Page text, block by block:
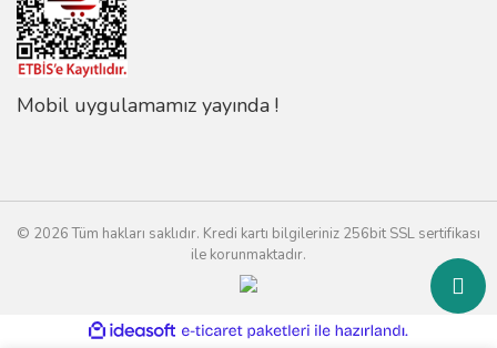
Mobil uygulamamız yayında !
© 2026 Tüm hakları saklıdır. Kredi kartı bilgileriniz 256bit SSL sertifikası
ile korunmaktadır.
ideasoft
e-